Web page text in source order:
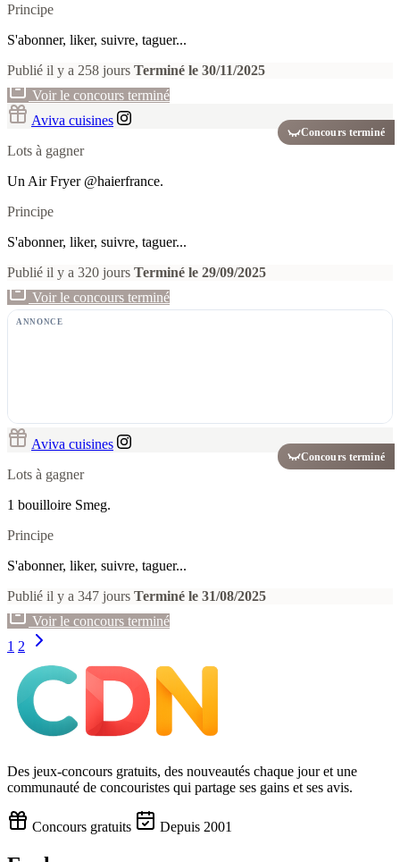
Principe
S'abonner, liker, suivre, taguer...
Publié il y a 258 jours Terminé le 30/11/2025
Voir le concours terminé
Concours terminé
Aviva cuisines
Lots à gagner
Un Air Fryer @haierfrance.
Principe
S'abonner, liker, suivre, taguer...
Publié il y a 320 jours Terminé le 29/09/2025
Voir le concours terminé
ANNONCE
Concours terminé
Aviva cuisines
Lots à gagner
1 bouilloire Smeg.
Principe
S'abonner, liker, suivre, taguer...
Publié il y a 347 jours Terminé le 31/08/2025
Voir le concours terminé
1 2
Des jeux-concours gratuits, des nouveautés chaque jour et une
communauté de concouristes qui partage ses gains et ses avis.
Concours gratuits Depuis 2001